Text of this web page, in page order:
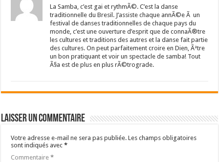
La Samba, c’est gai et rythmÃ©. C’est la danse
traditionnelle du Bresil. J’assiste chaque annÃ©e Ã un
festival de danses traditionnelles de chaque pays du
monde, c’est une ouverture d’esprit que de connaÃ®tre
les cultures et traditions des autres et la danse fait partie
des cultures. On peut parfaitement croire en Dien, Ãªtre
un bon pratiquant et voir un spectacle de samba! Tout
Ã§a est de plus en plus rÃ©trograde.
Laisser un commentaire
Votre adresse e-mail ne sera pas publiée. Les champs obligatoires
sont indiqués avec*
Commentaire*